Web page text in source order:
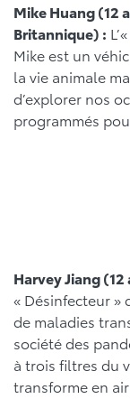
Mike Huang (12
Britannique) :
Mike est un
la vie animale
d’explorer nos
programmés
Harvey Jiang
« Désinfecteur »
de maladies
société des
à trois filtres du
transforme en